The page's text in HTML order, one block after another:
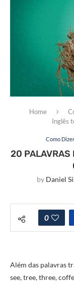
Home
Inglês
Como
20 PALAVRAS
by Daniel
0
Além das palavras
see, tree, three,